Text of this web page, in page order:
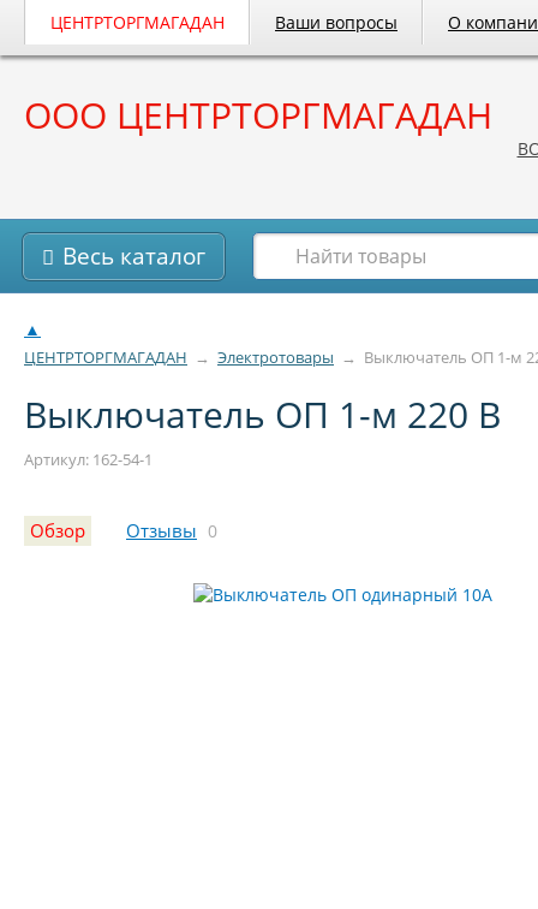
ЦЕНТРТОРГМАГАДАН Ваши вопросы О
ООО ЦЕНТРТОРГМАГАДАН
Весь каталог
▲
ЦЕНТРТОРГМАГАДАН → Электротовары → Выключатель ОП 1-м
Выключатель ОП 1-м 220 В
Артикул: 162-54-1
Обзор Отзывы 0